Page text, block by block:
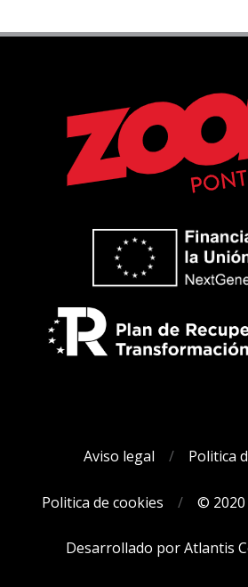
Aviso legal Politica
Politica de cookies © 2020
Desarrollado por Atlantis